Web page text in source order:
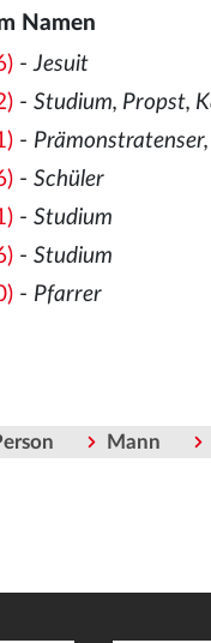
Namen
-Jesuit
-Studium, Propst,
-
-Schüler
-Studium
-Studium
- Pfarrer
Mann